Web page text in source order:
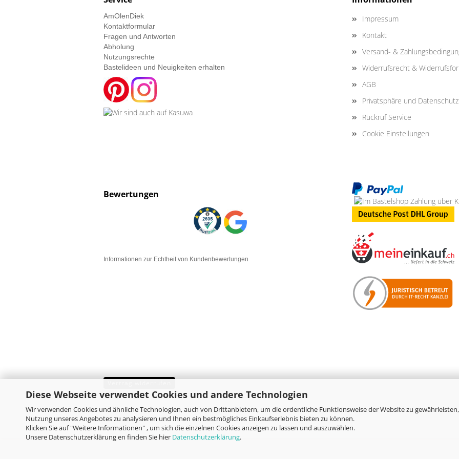
Diese Webseite verwendet Cookies und andere Technologien
Wir verwenden Cookies und ähnliche Technologien, auch von Drittanbietern, um die ordentliche Funktionsweise der Website zu
Nutzung unseres Angebotes zu analysieren und Ihnen ein bestmögliches Einkaufserlebnis bieten zu können.
Klicken Sie auf "Weitere Informationen" , um sich die einzelnen Cookies anzeigen zu lassen und auszuwählen.
Unsere Datenschutzerklärung en finden Sie hier Datenschutzerklärung.
AmOlenDiek
Kontaktformular
Fragen und Antworten
Abholung
Nutzungsrechte
Bastelideen und Neuigkeiten erhalten
Impressum
Kontakt
Versand- &
Widerrufsrecht &
AGB
Privatsphäre und Datenschutz
Rückruf Service
Cookie Einstellungen
Bewertungen
Informationen zur Echtheit von Kundenbewertungen
Online-Shopby Gambio.de © 2026